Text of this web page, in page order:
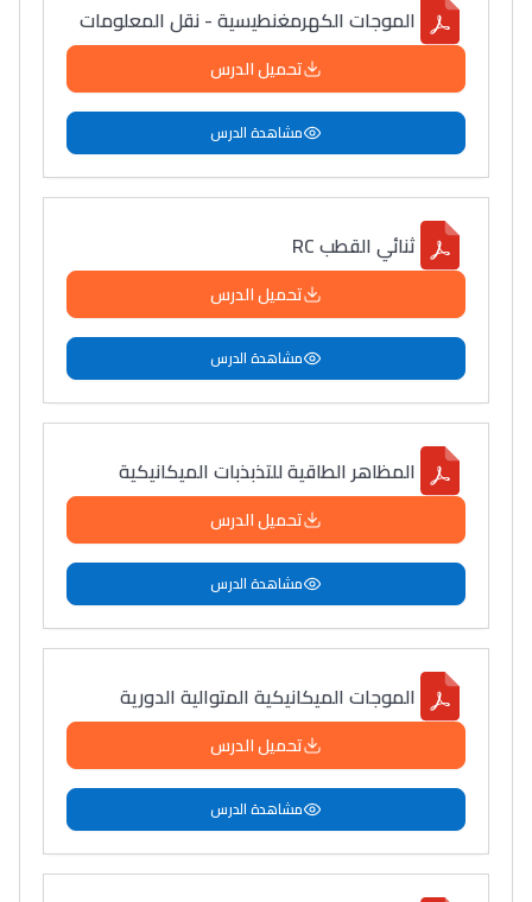
الموجات الكهرمغنطيسية - نقل المعلومات
تحميل الدرس
مشاهدة الدرس
ثنائي القطب RC
تحميل الدرس
مشاهدة الدرس
المظاهر الطاقية للتذبذبات الميكانيكية
تحميل الدرس
مشاهدة الدرس
الموجات الميكانيكية المتوالية الدورية
تحميل الدرس
مشاهدة الدرس